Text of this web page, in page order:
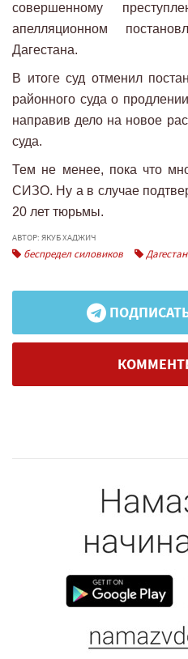
совершенному
апелляционном
Дагестана.
В итоге суд отменил
районного суда о
направив дело на новое
суда.
Тем не менее, пока что
СИЗО. Ну а в случае
20 лет тюрьмы.
АВТОР: ЯКУБ ХАДЖИЧ
беспредел силовиков Дагестан